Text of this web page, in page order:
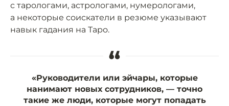
с тарологами, астрологами, нумерологами,
а некоторые соискатели в резюме указывают
навык гадания на Таро.
“
«Руководители или эйчары, которые
нанимают новых сотрудников, — точно
такие же люди, которые могут попадать